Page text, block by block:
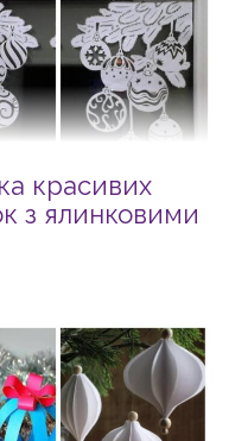
красивих
з ялинковими